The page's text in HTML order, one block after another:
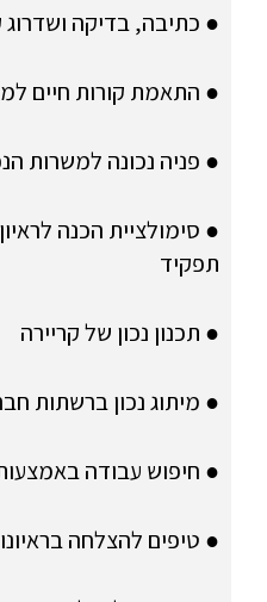
● כתיבה, בדיקה ושדרוג
● התאמת קורות חיים
● פניה נכונה למשרות
● סימולציית הכנה
תפקיד
● תכנון נכון של קריירה
● מיתוג נכון ברשתות
● חיפוש עבודה
● טיפים להצלחה